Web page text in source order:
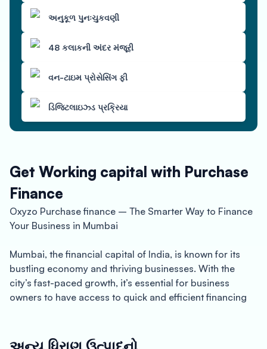
અનુકૂળ પુનઃચુકવણી
48 કલાકની અંદર મંજૂરી
વન-ટાઇમ પ્રોસેસિંગ ફી
ડિજિટલાઇઝ્ડ પ્રક્રિયા
Get Working capital with Purchase
Finance
Oxyzo Purchase finance – The Smarter Way to Finance
Your Business in Mumbai
Mumbai, the financial capital of India, is known for its
bustling economy and thriving businesses. With the
city’s fast-paced growth, it’s essential for business
owners to have access to quick and efficient financing